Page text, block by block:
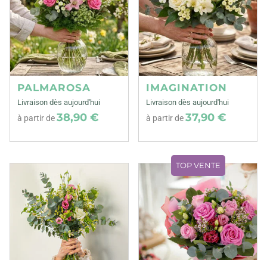
PALMAROSA
Livraison dès aujourd'hui
à partir de38,90 €
IMAGINATION
Livraison dès aujourd'hui
à partir de37,90 €
TOP VENTE